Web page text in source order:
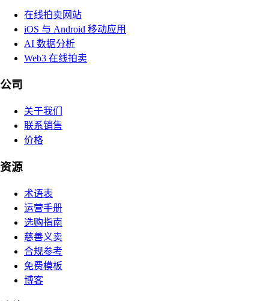
在线拍卖网站
iOS 与 Android 移动应用
AI 数据分析
Web3 在线拍卖
公司
关于我们
联系销售
价格
资源
术语表
运营手册
选购指南
慈善义卖
合规参考
免费模板
博客